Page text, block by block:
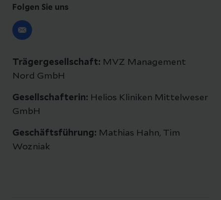
Folgen Sie uns
Trägergesellschaft: MVZ Management
Nord GmbH
Gesellschafterin: Helios Kliniken Mittelweser
GmbH
Geschäftsführung: Mathias Hahn, Tim
Wozniak